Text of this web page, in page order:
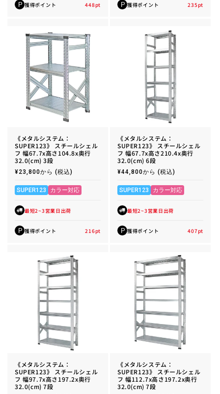
P 獲得ポイント 448pt P 獲得ポイント 235pt
《メタルシステム：
SUPER123》 スチールシェル
フ 幅67.7x高さ104.8x奥行
32.0(cm) 3段
通
価
格
¥23,800から (税込)
SUPER123 カラー対応
最短2~3営業日出荷
P 獲得ポイント 216pt
《メタルシステム：
SUPER123》 スチールシェル
フ 幅67.7x高さ210.4x奥行
32.0(cm) 6段
通
価
格
¥44,800から (税込)
SUPER123 カラー対応
最短2~3営業日出荷
P 獲得ポイント 407pt
《メタルシステム：
SUPER123》 スチールシェル
フ 幅97.7x高さ197.2x奥行
32.0(cm) 7段
《メタルシステム：
SUPER123》 スチールシェル
フ 幅112.7x高さ197.2x奥行
32.0(cm) 7段